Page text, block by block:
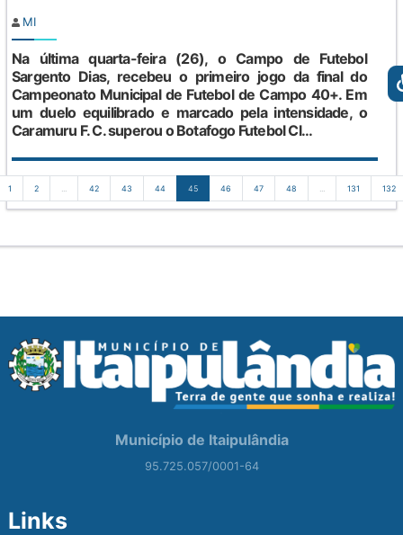
MI
Na última quarta-feira (26), o Campo de Futebol
Sargento Dias, recebeu o primeiro jogo da final do
Campeonato Municipal de Futebol de Campo 40+. Em
um duelo equilibrado e marcado pela intensidade, o
Caramuru F. C. superou o Botafogo Futebol Cl...
1 2 42 43 44 45 46 47 48 131 132
Município de Itaipulândia
95.725.057/0001-64
Links